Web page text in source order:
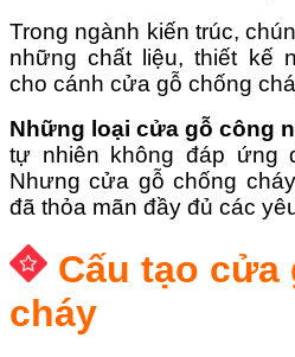
Trong ngành kiến trúc,
những chất liệu, thiết kế
cho cánh cửa gỗ chống
Những loại cửa gỗ công
tự nhiên không đáp ứng
Nhưng cửa gỗ chống
đã thỏa mãn đầy đủ các
Cấu tạo cửa
cháy